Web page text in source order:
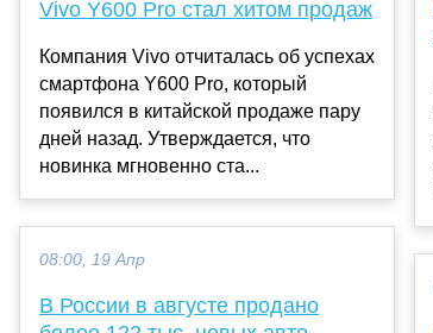
Vivo Y600 Pro стал хитом продаж
Компания Vivo отчиталась об успехах
смартфона Y600 Pro, который
появился в китайской продаже пару
дней назад. Утверждается, что
новинка мгновенно ста...
08:00, 19 Апр
В России в августе продано